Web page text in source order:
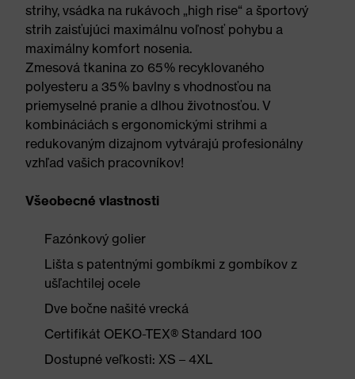
strihy, vsádka na rukávoch „high rise“ a športový
strih zaisťujúci maximálnu voľnosť pohybu a
maximálny komfort nosenia.
Zmesová tkanina zo 65 % recyklovaného
polyesteru a 35 % bavlny s vhodnosťou na
priemyselné pranie a dlhou životnosťou. V
kombináciách s ergonomickými strihmi a
redukovaným dizajnom vytvárajú profesionálny
vzhľad vašich pracovníkov!
Všeobecné vlastnosti
Fazónkový golier
Lišta s patentnými gombíkmi z gombíkov z
ušľachtilej ocele
Dve bočne našité vrecká
Certifikát OEKO-TEX® Standard 100
Dostupné veľkosti: XS – 4XL